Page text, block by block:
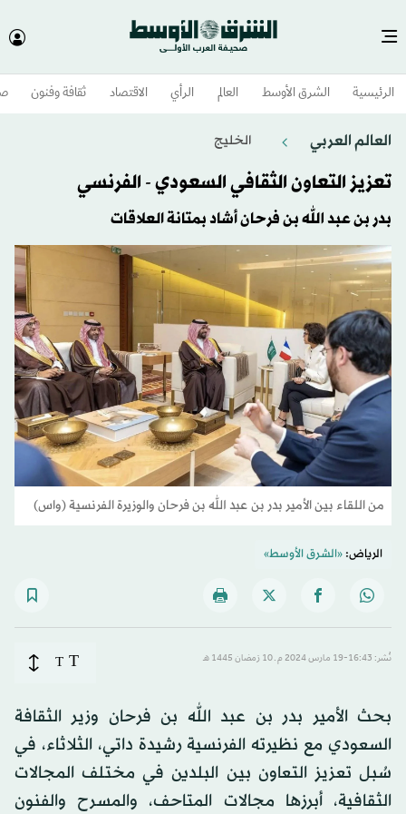
الرئيسية الشرق الأوسط​ العالم الرأي الاقتصاد ثقافة وفنون
العالم العربي الخليج
تعزيز التعاون الثقافي السعودي - الفرنسي
بدر بن عبد الله بن فرحان أشاد بمتانة العلاقات
من اللقاء بين الأمير بدر بن عبد الله بن فرحان والوزيرة الفرنسية (واس)
الرياض:«الشرق الأوسط»
نُشر: 16:43-19 مارس 2024 م ـ 10 رَمضان 1445 هـ T
T
بحث الأمير بدر بن عبد الله بن فرحان وزير الثقافة
السعودي مع نظيرته الفرنسية رشيدة داتي، الثلاثاء، في
سُبل تعزيز التعاون بين البلدين في مختلف المجالات
الثقافية، أبرزها مجالات المتاحف، والمسرح والفنون